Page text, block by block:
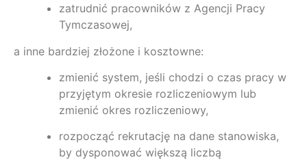
zatrudnić pracowników z Agencji Pracy
Tymczasowej,
a inne bardziej złożone i kosztowne:
zmienić system, jeśli chodzi o czas pracy w
przyjętym okresie rozliczeniowym lub
zmienić okres rozliczeniowy,
rozpocząć rekrutację na dane stanowiska,
by dysponować większą liczbą